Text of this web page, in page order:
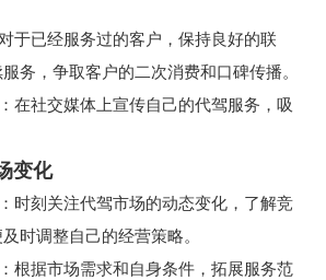
于已经服务过的客户，保持良好的联
务，争取客户的二次消费和口碑传播。
在社交媒体上宣传自己的代驾服务，吸
变化
时刻关注代驾市场的动态变化，了解竞
时调整自己的经营策略。
根据市场需求和自身条件，拓展服务范